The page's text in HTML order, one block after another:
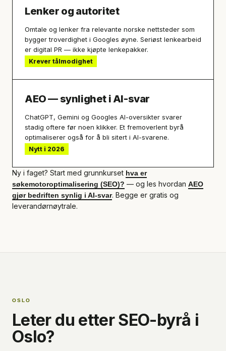
Lenker og autoritet
Omtale og lenker fra relevante norske nettsteder som
bygger troverdighet i Googles øyne. Seriøst lenkearbeid
er digital PR — ikke kjøpte lenkepakker.
Krever tålmodighet
AEO — synlighet i AI-svar
ChatGPT, Gemini og Googles AI-oversikter svarer
stadig oftere før noen klikker. Et fremoverlent byrå
optimaliserer også for å bli sitert i AI-svarene.
Nytt i 2026
Ny i faget? Start med grunnkurset hva er
søkemotoroptimalisering (SEO)? — og les hvordan AEO
gjør bedriften synlig i AI-svar. Begge er gratis og
leverandørnøytrale.
OSLO
Leter du etter SEO-byrå i
Oslo?